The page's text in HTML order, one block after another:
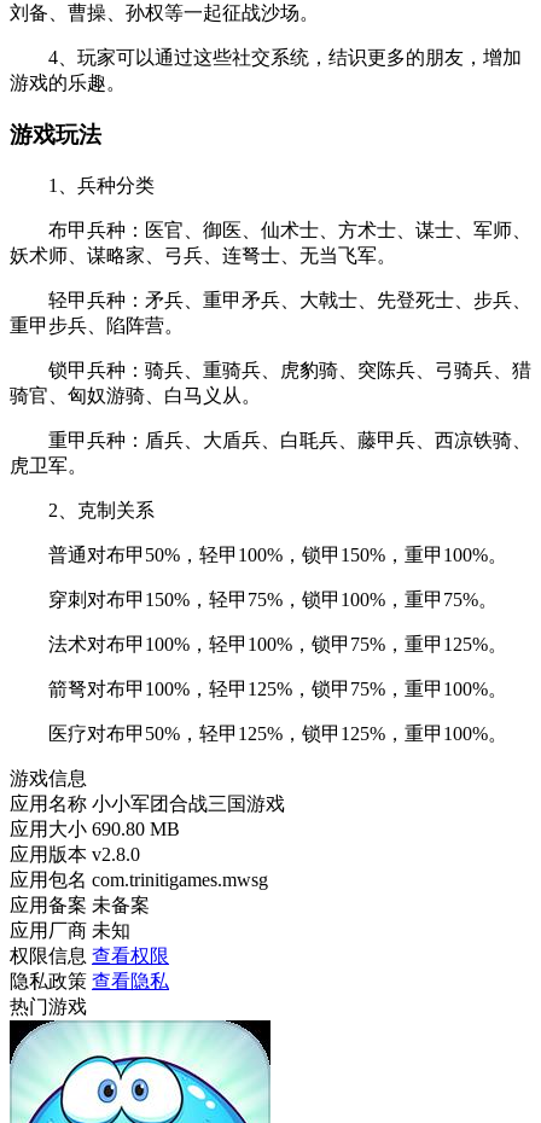
刘备、曹操、孙权等一起征战沙场。
4、玩家可以通过这些社交系统，结识更多的朋友，增加
游戏的乐趣。
游戏玩法
1、兵种分类
布甲兵种：医官、御医、仙术士、方术士、谋士、军师、
妖术师、谋略家、弓兵、连弩士、无当飞军。
轻甲兵种：矛兵、重甲矛兵、大戟士、先登死士、步兵、
重甲步兵、陷阵营。
锁甲兵种：骑兵、重骑兵、虎豹骑、突陈兵、弓骑兵、猎
骑官、匈奴游骑、白马义从。
重甲兵种：盾兵、大盾兵、白毦兵、藤甲兵、西凉铁骑、
虎卫军。
2、克制关系
普通对布甲50%，轻甲100%，锁甲150%，重甲100%。
穿刺对布甲150%，轻甲75%，锁甲100%，重甲75%。
法术对布甲100%，轻甲100%，锁甲75%，重甲125%。
箭弩对布甲100%，轻甲125%，锁甲75%，重甲100%。
医疗对布甲50%，轻甲125%，锁甲125%，重甲100%。
游戏信息
应用名称 小小军团合战三国游戏
应用大小 690.80 MB
应用版本 v2.8.0
应用包名 com.trinitigames.mwsg
应用备案 未备案
应用厂商 未知
权限信息 查看权限
隐私政策 查看隐私
热门游戏